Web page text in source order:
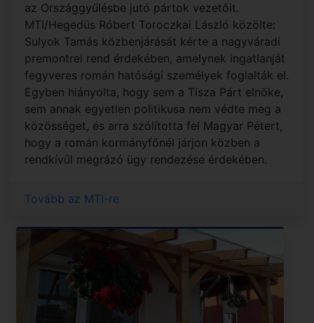
az Országgyűlésbe jutó pártok vezetőit.
MTI/Hegedüs Róbert Toroczkai László közölte:
Sulyok Tamás közbenjárását kérte a nagyváradi
premontrei rend érdekében, amelynek ingatlanját
fegyveres román hatósági személyek foglalták el.
Egyben hiányolta, hogy sem a Tisza Párt elnöke,
sem annak egyetlen politikusa nem védte meg a
közösséget, és arra szólította fel Magyar Pétert,
hogy a román kormányfőnél járjon közben a
rendkívül megrázó ügy rendezése érdekében.
Tovább az MTI-re